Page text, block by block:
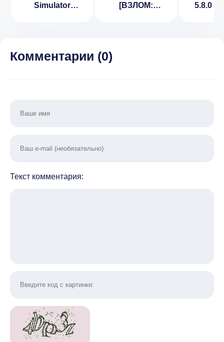
Simulator
[ВЗЛОМ:
5.8.0
Комментарии (0)
Текст комментария: